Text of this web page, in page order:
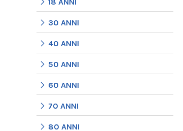
30 ANNI
40 ANNI
50 ANNI
60 ANNI
70 ANNI
80 ANNI